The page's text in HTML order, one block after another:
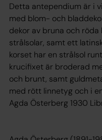
Detta antependium är i
med blom- och
dekor av bruna och
strålsolar, samt ett
korset har en strålsol
krucifixet är broderad
och brunt, samt
med rött linnetyg och i
Agda Österberg 1930